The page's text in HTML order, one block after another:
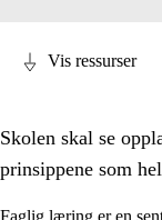
Vis ressurser
Skolen skal se
prinsippene som